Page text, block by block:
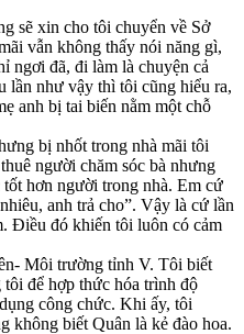
sẽ xin cho tôi chuyển về Sở
vẫn không thấy nói năng gì,
ngơi đã, đi làm là chuyện cả
lần như vậy thì tôi cũng hiểu ra,
anh bị tai biến nằm một chỗ
bị nhốt trong nhà mãi tôi
người chăm sóc bà nhưng
hơn người trong nhà. Em cứ
anh trả cho”. Vậy là cứ lần
Điều đó khiến tôi luôn có cảm
Môi trường tỉnh V. Tôi biết
để hợp thức hóa trình độ
công chức. Khi ấy, tôi
không biết Quân là kẻ đào hoa.